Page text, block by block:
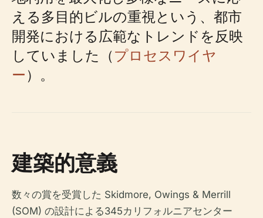
える多目的ビルの重視という、都市
開発における広範なトレンドを反映
していました（プロセスワイヤ
ー）。
建築的意義
数々の賞を受賞した Skidmore, Owings & Merrill
(SOM) の設計による345カリフォルニアセンター